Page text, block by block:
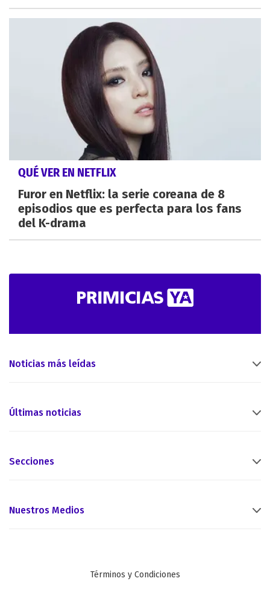
QUÉ VER EN NETFLIX
Furor en Netflix: la serie coreana de 8
episodios que es perfecta para los fans
del K-drama
Noticias más leídas
Últimas noticias
Secciones
Nuestros Medios
Términos y Condiciones